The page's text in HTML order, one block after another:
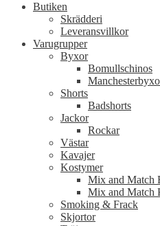
Butiken
Skrädderi
Leveransvillkor
Varugrupper
Byxor
Bomullschinos
Shorts
Badshorts
Jackor
Rockar
Västar
Kavajer
Kostymer
Mix and Match
Mix and Match
Smoking & Frack
Skjortor